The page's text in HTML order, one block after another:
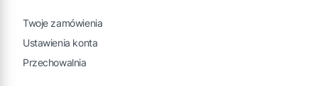
Twoje zamówienia
Ustawienia konta
Przechowalnia